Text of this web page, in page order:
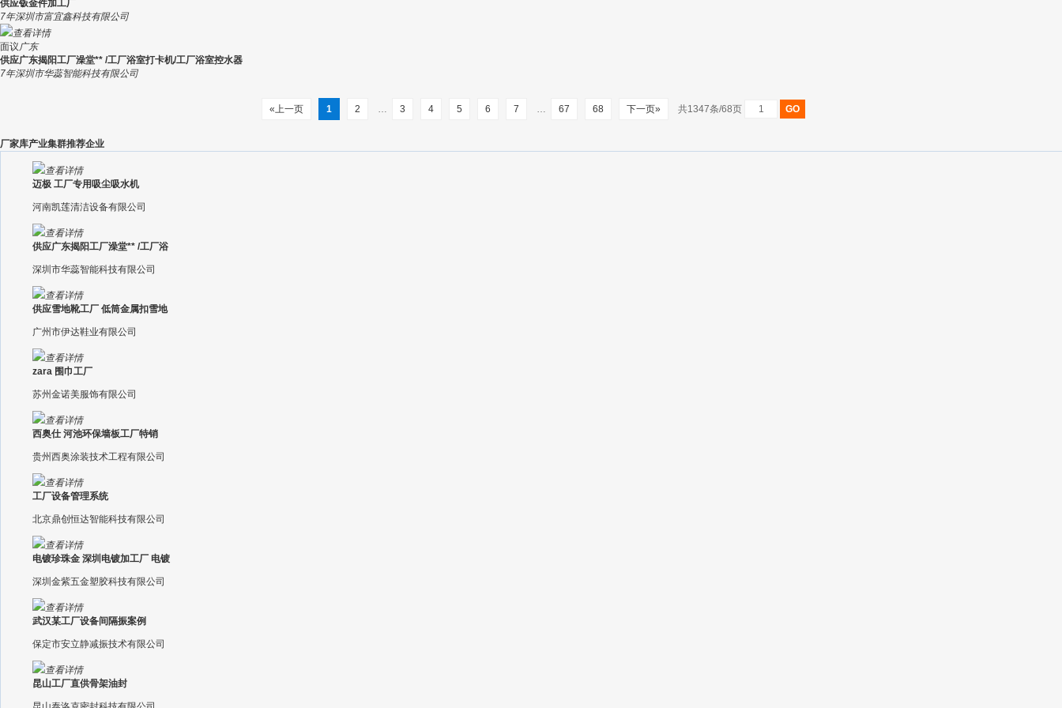
供应钣金件加工厂
7年深圳市富宜鑫科技有限公司
查看详情
面议广东
供应广东揭阳工厂澡堂** /工厂浴室打卡机/工厂浴室控水器
7年深圳市华蕊智能科技有限公司
«上一页 1 2 … 3 4 5 6 7 … 67 68 下一页» 共1347条/68页
厂家库产业集群推荐企业
查看详情
迈极 工厂专用吸尘吸水机
河南凯莲清洁设备有限公司
查看详情
供应广东揭阳工厂澡堂** /工厂浴
深圳市华蕊智能科技有限公司
查看详情
供应雪地靴工厂 低筒金属扣雪地
广州市伊达鞋业有限公司
查看详情
zara 围巾工厂
苏州金诺美服饰有限公司
查看详情
西奥仕 河池环保墙板工厂特销
贵州西奥涂装技术工程有限公司
查看详情
工厂设备管理系统
北京鼎创恒达智能科技有限公司
查看详情
电镀珍珠金 深圳电镀加工厂 电镀
深圳金紫五金塑胶科技有限公司
查看详情
武汉某工厂设备间隔振案例
保定市安立静减振技术有限公司
查看详情
昆山工厂直供骨架油封